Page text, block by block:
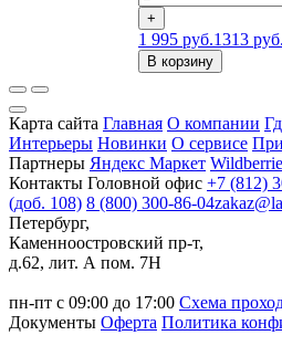
+
1 995 руб.1313 руб.
В корзину
Карта сайта Главная О компании
Интерьеры Новинки О сервисе
Партнеры Яндекс Маркет
Контакты Головной офис +7 (812)
(доб. 108) 8 (800) 300-86-04
Петербург,
Каменноостровский пр-т,
д.62, лит. А пом. 7Н
пн-пт с 09:00 до 17:00 Схема
Документы Оферта Политика